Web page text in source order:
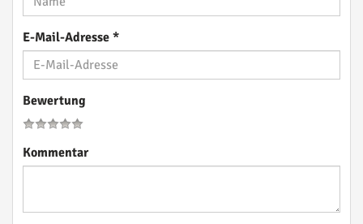
E-Mail-Adresse *
Bewertung
Kommentar